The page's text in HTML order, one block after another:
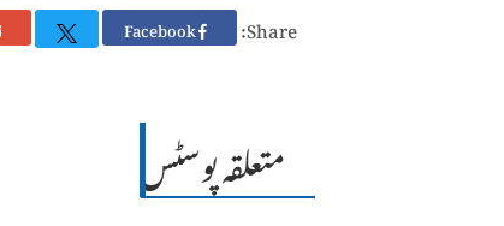
Share:
متعلقہ پوسٹس